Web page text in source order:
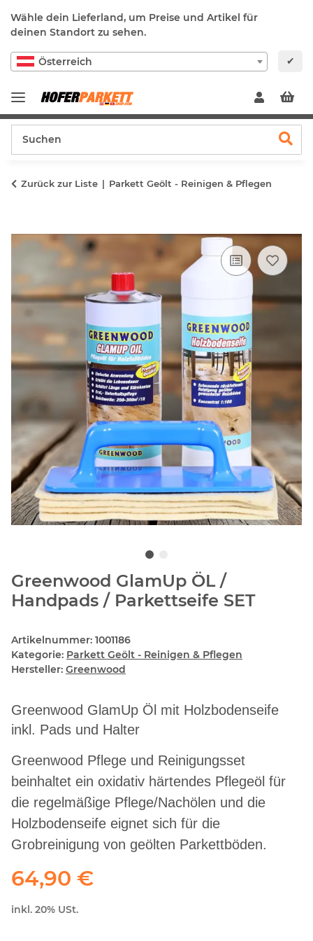
Wähle dein Lieferland, um Preise und Artikel für
deinen Standort zu sehen.
Österreich ✔
Zurück zur Liste Parkett Geölt - Reinigen & Pflegen
Greenwood GlamUp ÖL /
Handpads / Parkettseife SET
Artikelnummer: 1001186
Kategorie: Parkett Geölt - Reinigen & Pflegen
Hersteller: Greenwood
Greenwood GlamUp Öl mit Holzbodenseife
inkl. Pads und Halter
Greenwood Pflege und Reinigungsset
beinhaltet ein oxidativ härtendes Pflegeöl für
die regelmäßige Pflege/Nachölen und die
Holzbodenseife eignet sich für die
Grobreinigung von geölten Parkettböden.
64,90 €
inkl. 20% USt.